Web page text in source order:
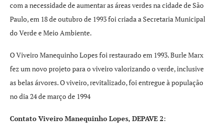
com a necessidade de aumentar as áreas verdes na cidade de São
Paulo, em 18 de outubro de 1993 foi criada a Secretaria Municipal
do Verde e Meio Ambiente.
O Viveiro Manequinho Lopes foi restaurado em 1993. Burle Marx
fez um novo projeto para o viveiro valorizando o verde, inclusive
as belas árvores. O viveiro, revitalizado, foi entregue à população
no dia 24 de março de 1994
Contato Viveiro Manequinho Lopes, DEPAVE 2: